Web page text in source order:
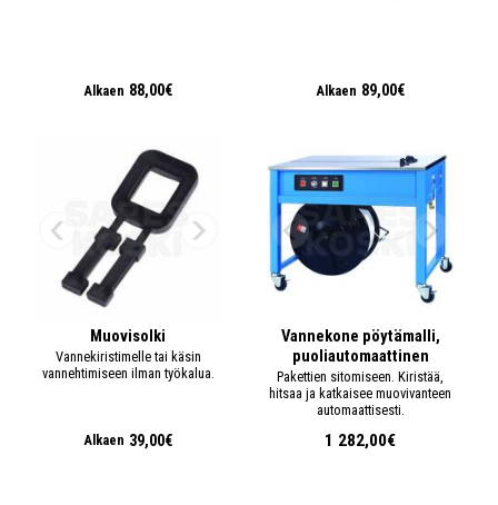
Alkaen 88,00€ Alkaen 89,00€
Muovisolki
Vannekiristimelle tai käsin
vannehtimiseen ilman työkalua.
Alkaen 39,00€
Vannekone pöytämalli,
puoliautomaattinen
Pakettien sitomiseen. Kiristää,
hitsaa ja katkaisee muovivanteen
automaattisesti.
1 282,00€